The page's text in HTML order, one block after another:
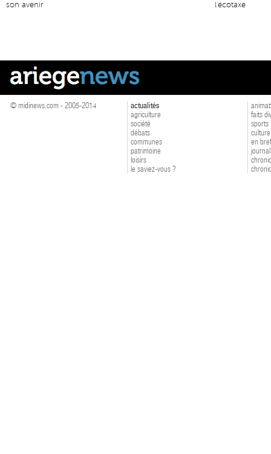
son avenir
l'écotaxe
© midinews.com - 2005-2014
actualités
agriculture
société
débats
communes
patrimoine
loisirs
le saviez-vous ?
faits
sports
culture
en bref